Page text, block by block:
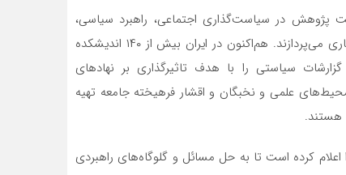
پژوهش در سیاست‌گذاری‌ اجتماعی، راهبرد سیاسی،
اقتصادی، علمی، یا موضوعات مربوط به فناوری یا سیاست‌های تجاری می‌پردازند. هم‌اکنون در ایران بیش از ۱۴۰ اندیشکده
سیاستی را با هدف تاثیرگذاری بر نهادهای
علمی و نخبگان و اقشار فرهیخته جامعه تهیه
هستند.
اعلام کرده است تا به حل مسائل و گلوگاه‌های راهبردی